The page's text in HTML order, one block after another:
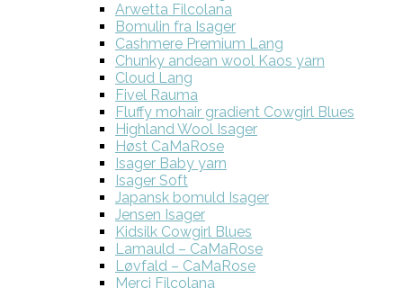
Arwetta Filcolana
Bomulin fra Isager
Cashmere Premium Lang
Chunky andean wool Kaos yarn
Cloud Lang
Fivel Rauma
Fluffy mohair gradient Cowgirl Blues
Highland Wool Isager
Høst CaMaRose
Isager Baby yarn
Isager Soft
Japansk bomuld Isager
Jensen Isager
Kidsilk Cowgirl Blues
Lamauld – CaMaRose
Løvfald – CaMaRose
Merci Filcolana